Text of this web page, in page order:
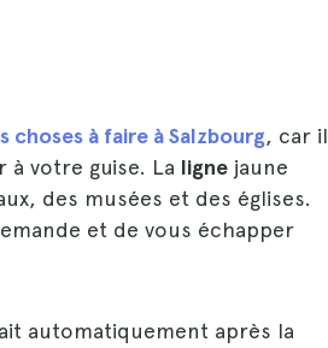
choses à faire à Salzbourg, car il
à votre guise. La ligne jaune
des musées et des églises.
et de vous échapper
automatiquement après la